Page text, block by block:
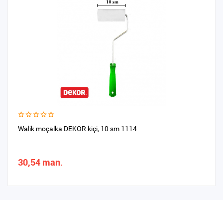
Walik moçalka DEKOR kiçi, 10 sm 1114
30,54 man.